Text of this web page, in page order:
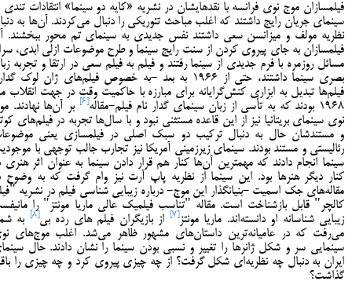
فیلمسازان موج نوی فرانسه با نقدهایشان در نشریه «کایه دو سینما» انتقادات تندی
سینمای جریان رایج داشتند که اغلب مباحث تئوریکی را دنبال می‌کردند. آن‌ها به
نظریه مولف و میزانسن سعی داشتند نفس جدیدی به سینمای تم محور ببخشند.
فیلمسازان به جای پیروی کردن از سنت رایج سینما و طرح موضوعات ازلی ابدی،
مسائل روزمره با فرم جدیدی از سینما رفتند و فیلم به فیلم سعی در ارتقا و تجربه
بصری سینما داشتند، حتی از ۱۹۶۶ به بعد -به خصوص فیلم‌های ژان لوک
فیلم‌ها تبدیل به ابزاری کنش‌گرایانه برای مبارزه با حاکمیت وقت در جهت انقلاب
۱۹۶۸ بودند که به تأسی از زبان سینمای گدار نام فیلم-مقاله
[6]
بر آن‌ها نهادند.
نوی سینمای بریتانیا نیز از این قاعده مستثنی نبود و با سال‌ها تجربه در فیلم‌های
و مستندشان حال به دنبال ترکیب دو سبک اصلی در فیلمسازی یعنی
رئالیستی و مستند بودند. سینمای زیرزمینی آمریکا نیز تجارب جالب توجهی با
سینما انجام دادند که مهمترین آن‌ها کنار هم قرار دادن سینما به عنوان اثر هنری
کنار دیگر هنرها بود. این سینما از نظریه پاپ آرت نیز وام گرفت که به وضوح
مقاله‌های جک اسمیت -بنیانگذار این موج- درباره زیبایی شناسی فیلم در نشریه
کالچر" قابل بازشناخت است. مقاله "تناسب فیلمیک عالی ماریا مونتز" را
زیبایی شناسانه او دانسته‌اند. ماریا مونتز[7] از بازیگران فیلم های رده بی[8]
به
می‌رفت که در عامیانه­‌ترین داستان­‌های مشهور ظاهر می­‌شد. اغلب موج‌های
سینمایی سر و شکل ژانرها را تغییر و نسبی بودن سینما را نشان دادند. حال
ایران به دنبال چه نظریه‌ای شکل گرفت؟ از چه چیزی پیروی کرد و چه چیزی را
گذاشت؟